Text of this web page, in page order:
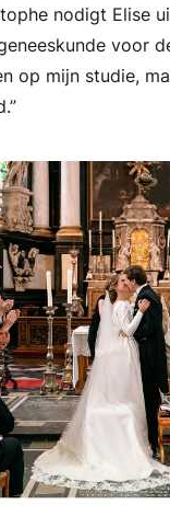
nodigt Elise
voor
op mijn studie,